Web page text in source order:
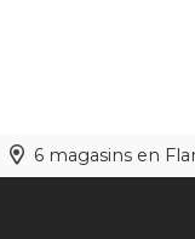
6 magasins en